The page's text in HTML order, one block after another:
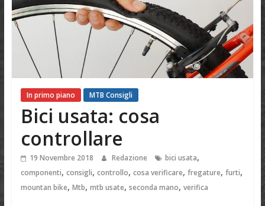
In primo piano MTB Consigli
Bici usata: cosa
controllare
19 Novembre 2018 Redazione bici usata,
componenti, consigli, controllo, cosa verificare, fregature, furti,
mountan bike, Mtb, mtb usate, seconda mano, verifica